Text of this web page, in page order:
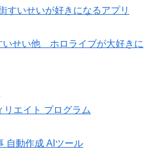
いせいが好きになるアプリ
いせい他 ホロライブが大好きに
エイト プログラム
自動作成 AIツール